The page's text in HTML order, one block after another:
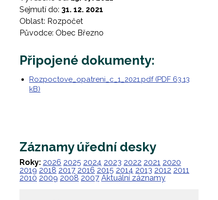
Sejmutí do: 31. 12. 2021
Oblast: Rozpočet
Původce: Obec Březno
Připojené dokumenty:
Rozpoctove_opatreni_c_1_2021.pdf (PDF 63.13
kB)
Záznamy úřední desky
Roky: 2026 2025 2024 2023 2022 2021 2020
2019 2018 2017 2016 2015 2014 2013 2012 2011
2010 2009 2008 2007 Aktuální záznamy